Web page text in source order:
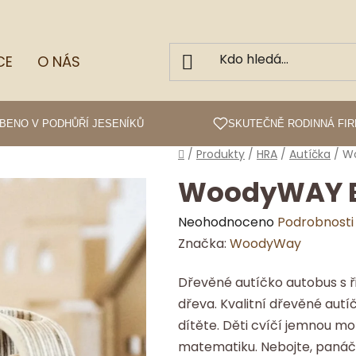
V PODHŮŘÍ JESENÍKŮ SKUTEČNĚ RODINNÁ
O NÁS
Domů
/ Produkty / HRA / Autíčka /
WoodyWAY
Průměrné
hodnocení
je
0,0
z
5
Neohodnoceno
Značka: WoodyWay
Dřevěné autíčko autobus s
dřeva. Kvalitní dřevěné
dítěte. Děti cvíčí jemnou
matematiku. Nebojte,